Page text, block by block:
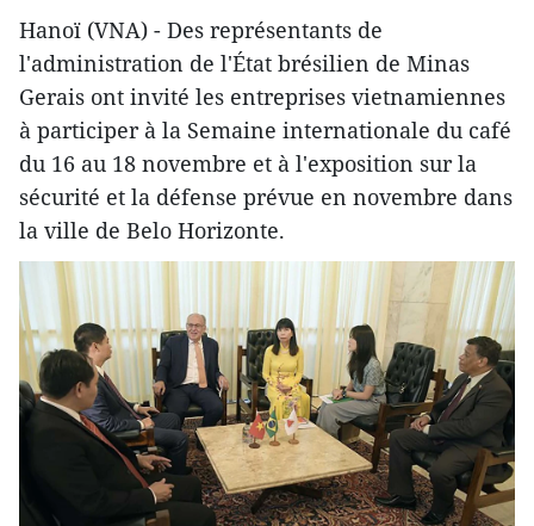
Hanoï (VNA) - Des représentants de
l'administration de l'État brésilien de Minas
Gerais ont invité les entreprises vietnamiennes
à participer à la Semaine internationale du café
du 16 au 18 novembre et à l'exposition sur la
sécurité et la défense prévue en novembre dans
la ville de Belo Horizonte.